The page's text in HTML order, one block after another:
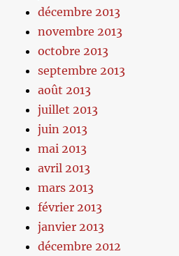
décembre 2013
novembre 2013
octobre 2013
septembre 2013
août 2013
juillet 2013
juin 2013
mai 2013
avril 2013
mars 2013
février 2013
janvier 2013
décembre 2012